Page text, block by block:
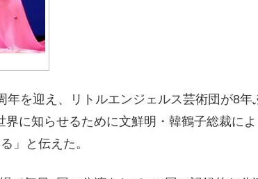
を迎え、リトルエンジェルス芸術団が8年
に知らせるために文鮮明・韓鶴子総裁に
」と伝えた。